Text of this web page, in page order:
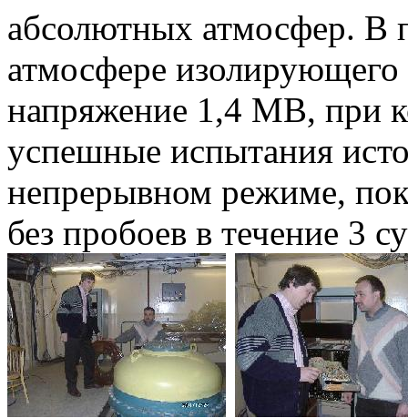
абсолютных атмосфер. В
атмосфере изолирующего
напряжение 1,4 МВ, при
успешные испытания
непрерывном режиме,
без пробоев в течение 3